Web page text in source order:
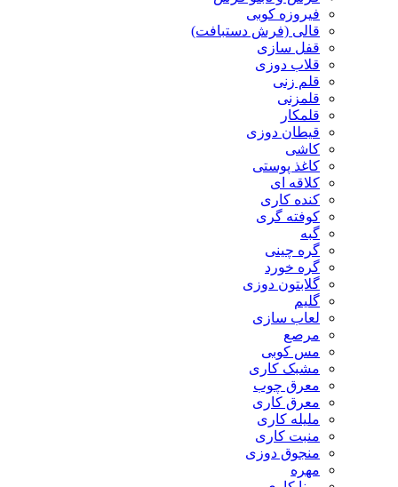
فیروزه کوبی
قالی (فرش دستبافت)
قفل سازی
قلاب دوزی
قلم زنی
قلمزنی
قلمکار
قیطان دوزی
کاشی
کاغذ پوستی
کلاقه ای
کنده کاری
کوفته گری
گبه
گره چینی
گره خورد
گلابتون دوزی
گلیم
لعاب سازی
مرصع
مس کوبی
مشبک کاری
معرق چوب
معرق کاری
مليله کاری
منبت کاری
منجوق دوزی
مهره